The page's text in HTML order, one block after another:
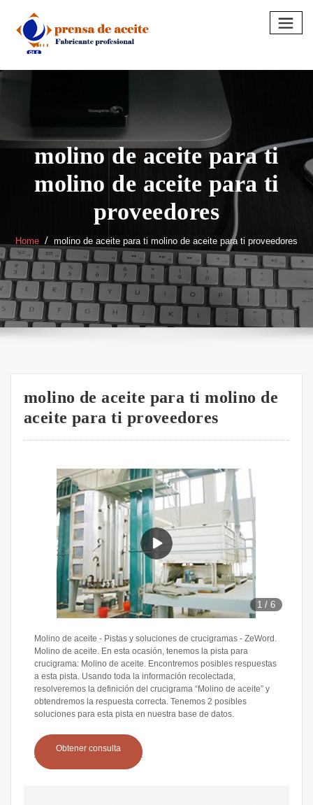
content
molino de aceite para ti
molino de aceite para ti
proveedores
Home molino de aceite para ti molino de aceite para ti proveedores
molino de aceite para ti molino de
aceite para ti proveedores
1 /6
Molino de aceite - Pistas y soluciones de crucigramas - ZeWord.
Molino de aceite. En esta ocasión, tenemos la pista para
crucigrama: Molino de aceite. Encontremos posibles respuestas
a esta pista. Usando toda la información recolectada,
resolveremos la definición del crucigrama “Molino de aceite” y
obtendremos la respuesta correcta. Tenemos 2 posibles
soluciones para esta pista en nuestra base de datos.
Obtener consulta